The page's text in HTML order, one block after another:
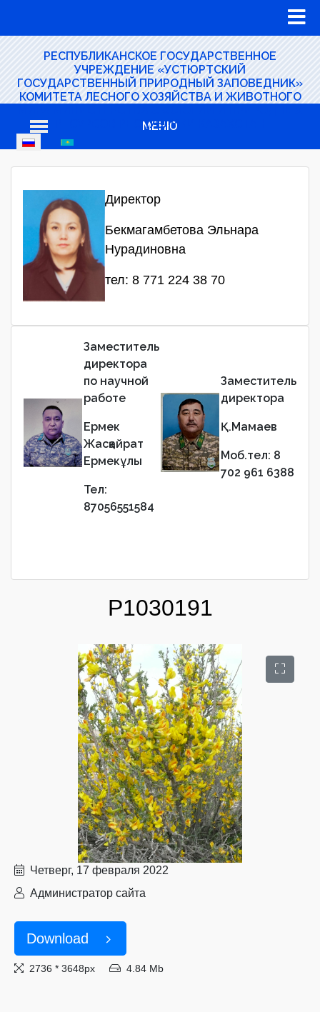
РЕСПУБЛИКАНСКОЕ ГОСУДАРСТВЕННОЕ
УЧРЕЖДЕНИЕ «УСТЮРТСКИЙ
ГОСУДАРСТВЕННЫЙ ПРИРОДНЫЙ ЗАПОВЕДНИК»
КОМИТЕТА ЛЕСНОГО ХОЗЯЙСТВА И ЖИВОТНОГО
РЕСУРСОВ РЕСПУБЛИКИ КАЗАХСТАН
МЕНЮ
Директор
Бекмагамбетова Эльнара
Нурадиновна
тел: 8 771 224 38 70
Заместитель
директора
по научной
работе
Ермек
Жасқайрат
Ермекұлы
Тел:
87056551584
Заместитель
директора
Қ.Мамаев
Моб.тел: 8
702 961 6388
P1030191
Четверг, 17 февраля 2022
Администратор сайта
Download
2736 * 3648px 4.84 Mb